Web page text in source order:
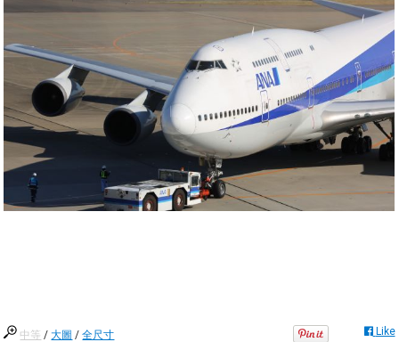
中等 /大圖 /全尺寸 Like